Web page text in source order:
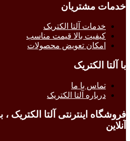
خدمات مشتریان
خدمات آلتا الکتریک
کیفیت بالا قیمت مناسب
امکان تعویض محصولات
با آلتا الکتریک
تماس با ما
درباره آلتا الکتریک
فروشگاه اینترنتی آلتا الکتریک
آنلاین